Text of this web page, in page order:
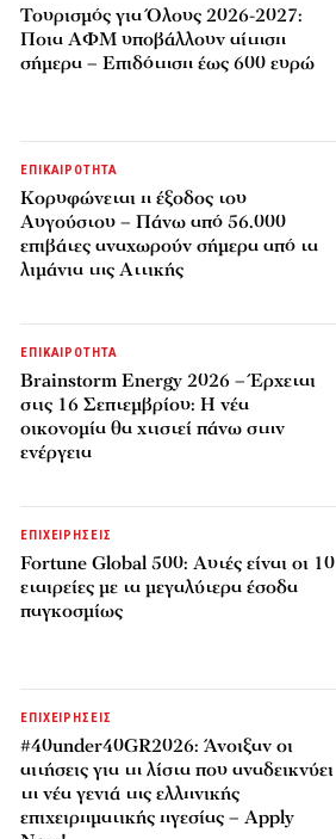
Τουρισμός για Όλους 2026-2027:
Ποια ΑΦΜ υποβάλλουν αίτηση
σήμερα – Επιδότηση έως 600 ευρώ
ΕΠΙΚΑΙΡΟΤΗΤΑ
Κορυφώνεται η έξοδος του
Αυγούστου – Πάνω από 56.000
επιβάτες αναχωρούν σήμερα από τα
λιμάνια της Αττικής
ΕΠΙΚΑΙΡΟΤΗΤΑ
Brainstorm Energy 2026 – Έρχεται
στις 16 Σεπτεμβρίου: Η νέα
οικονομία θα χτιστεί πάνω στην
ενέργεια
ΕΠΙΧΕΙΡΗΣΕΙΣ
Fortune Global 500: Αυτές είναι οι 10
εταιρείες με τα μεγαλύτερα έσοδα
παγκοσμίως
ΕΠΙΧΕΙΡΗΣΕΙΣ
#40under40GR2026: Άνοιξαν οι
αιτήσεις για τη λίστα που αναδεικνύει
τη νέα γενιά της ελληνικής
επιχειρηματικής ηγεσίας – Apply